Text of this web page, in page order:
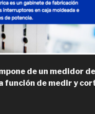
de un medidor
función de medir y